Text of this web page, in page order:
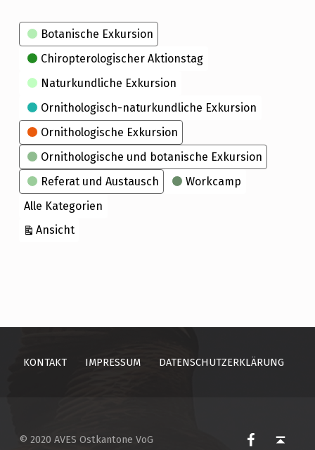
Kategorien
Botanische Exkursion
Chiropterologischer Aktionstag
Naturkundliche Exkursion
Ornithologisch-naturkundliche Exkursion
Ornithologische Exkursion
Ornithologische und botanische Exkursion
Referat und Austausch
Workcamp
Alle Kategorien
Ansichtausdrucken
KONTAKT IMPRESSUM DATENSCHUTZERKLÄRUNG
© 2020 AVES Ostkantone VoG
AVES Ostkantone bei Facebook